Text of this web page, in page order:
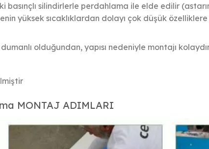
basınçlı silindirlerle perdahlama ile elde edilir
yüksek sıcaklıklardan dolayı çok düşük
olduğundan, yapısı nedeniyle montajı
MONTAJ ADIMLARI